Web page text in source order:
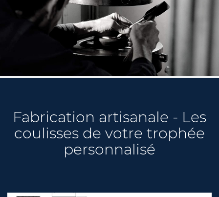
Fabrication artisanale - Les
coulisses de votre trophée
personnalisé